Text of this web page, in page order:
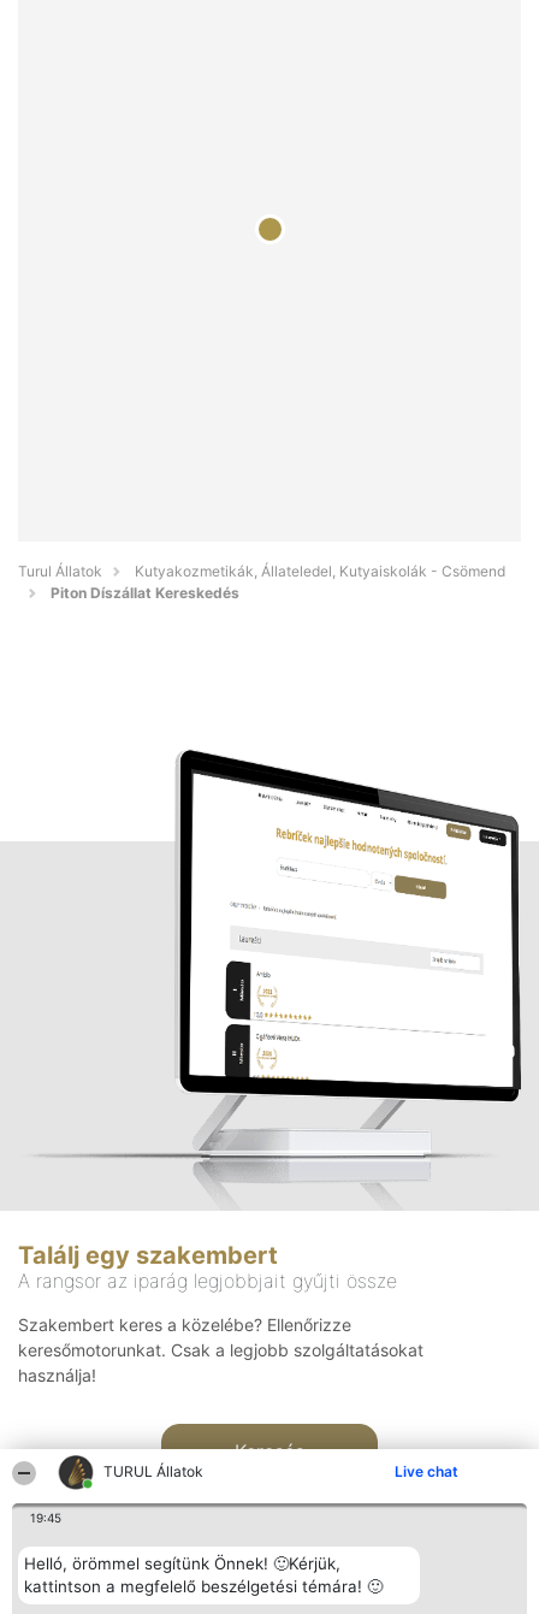
TURUL Állatok Live chat
19:45
Helló, örömmel segítünk Önnek! 🙂Kérjük,
kattintson a megfelelő beszélgetési témára! 🙂
Turul Állatok
Kutyakozmetikák, Állateledel, Kutyaiskolák - Csömend
Piton Díszállat Kereskedés
Találj egy szakembert
A rangsor az iparág legjobbjait gyűjti össze
Szakembert keres a közelébe? Ellenőrizze
keresőmotorunkat. Csak a legjobb szolgáltatásokat
használja!
Keresés